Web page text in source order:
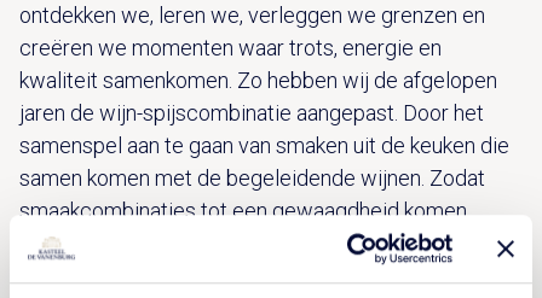
ontdekken we, leren we, verleggen we grenzen en
creëren we momenten waar trots, energie en
kwaliteit samenkomen. Zo hebben wij de afgelopen
jaren de wijn-spijscombinatie aangepast. Door het
samenspel aan te gaan van smaken uit de keuken die
samen komen met de begeleidende wijnen. Zodat
smaakcombinaties tot een gewaagdheid komen.
Want echt succes ontstaat alleen wanneer we het